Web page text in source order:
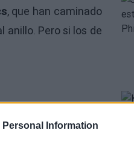
Personal Information
, que han caminado
Pero si los de